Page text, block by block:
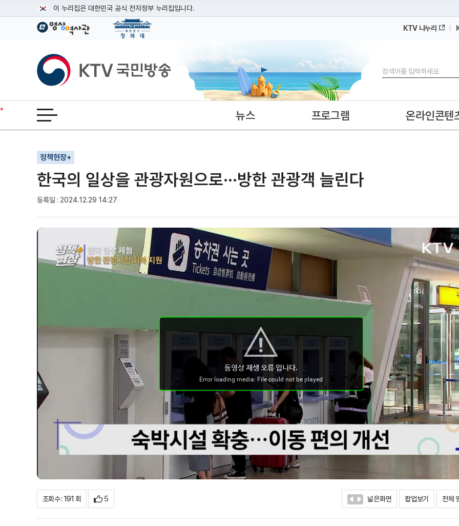
이 누리집은 대한민국 공식 전자정부 누리집입니다.
공식 누리집 주소 확인하기
이밖에 or.kr 또는 .kr등 다른 도메인 주소를 사용하고 있다면 아래 URL에서 도메인 주소를 확인해 보세요
운영중인 공식 누리집보기
KTV 나누리
KTV국민방송
검색
전체메뉴 열기 뉴스 프로그램 온라인콘텐
정책현장+
한국의 일상을 관광자원으로···방한 관광객 늘린다
등록일 : 2024.12.29 14:27
기사인쇄
글자확대
글자축소
조회수 : 191 회 5 넓은화면 팝업보기 전체